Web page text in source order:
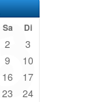
Sa Di
2 3
9 10
16 17
23 24